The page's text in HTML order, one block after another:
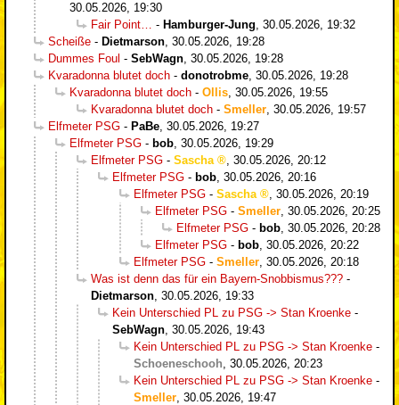
30.05.2026, 19:30
Fair Point…
- Hamburger-Jung 30.05.2026, 19:32
Scheiße - Dietmarson 30.05.2026, 19:28
Dummes Foul - SebWagn 30.05.2026, 19:28
Kvaradonna blutet doch - donotrobme 30.05.2026, 19:28
Kvaradonna blutet doch - Ollis 30.05.2026, 19:55
Kvaradonna blutet doch - Smeller 30.05.2026, 19:57
Elfmeter PSG - PaBe 30.05.2026, 19:27
Elfmeter PSG - bob 30.05.2026, 19:29
Elfmeter PSG - Sascha
30.05.2026, 20:12
Elfmeter PSG - bob 30.05.2026, 20:16
Elfmeter PSG - Sascha
30.05.2026, 20:19
Elfmeter PSG - Smeller 30.05.2026, 20:25
Elfmeter PSG - bob 30.05.2026, 20:28
Elfmeter PSG - bob 30.05.2026, 20:22
Elfmeter PSG - Smeller 30.05.2026, 20:18
Was ist denn das für ein Bayern-Snobbismus??? -
Dietmarson 30.05.2026, 19:33
Kein Unterschied PL zu PSG -> Stan Kroenke -
SebWagn 30.05.2026, 19:43
Kein Unterschied PL zu PSG -> Stan Kroenke -
Schoeneschooh 30.05.2026, 20:23
Kein Unterschied PL zu PSG -> Stan Kroenke -
Smeller 30.05.2026, 19:47